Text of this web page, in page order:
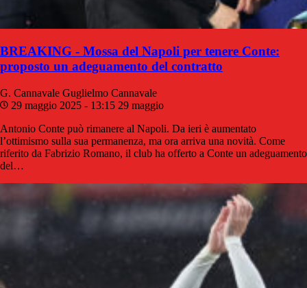
BREAKING - Mossa del Napoli per tenere Conte:
proposto un adeguamento del contratto
G. Cannavale Guglielmo Cannavale
29 maggio 2025 - 13:15 29 maggio
Antonio Conte può rimanere al Napoli. Da ieri è aumentato
l’ottimismo sulla sua permanenza, ma ora arriva una novità. Come
riferito da Fabrizio Romano, il club ha offerto a Conte un adeguamento
del…